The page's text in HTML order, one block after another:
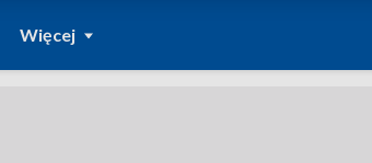
Więcej